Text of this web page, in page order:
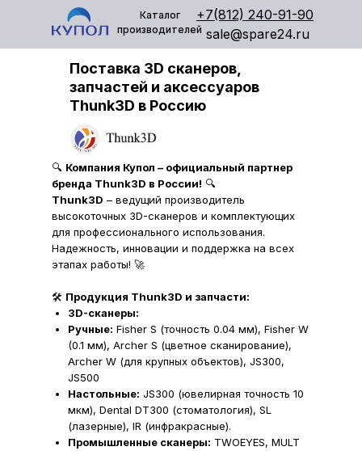
Каталог
производителей sale@spare24.ru
+7(812) 240-91-90
Поставка 3D сканеров,
запчастей и аксессуаров
Thunk3D в Россию
🔍 Компания Купол – официальный партнер
бренда Thunk3D в России! 🔍
Thunk3D – ведущий производитель
высокоточных 3D-сканеров и комплектующих
для профессионального использования.
Надежность, инновации и поддержка на всех
этапах работы! 🚀
🛠 Продукция Thunk3D и запчасти:
3D-сканеры:
Ручные: Fisher S (точность 0.04 мм), Fisher W
(0.1 мм), Archer S (цветное сканирование),
Archer W (для крупных объектов), JS300,
JS500
Настольные: JS300 (ювелирная точность 10
мкм), Dental DT300 (стоматология), SL
(лазерные), IR (инфракрасные).
Промышленные сканеры: TWOEYES, MULT